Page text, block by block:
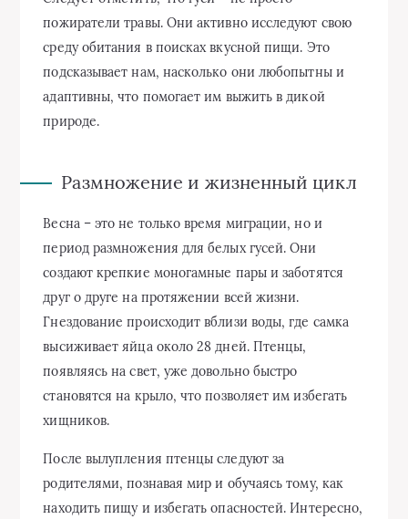
пожиратели травы. Они активно исследуют свою
среду обитания в поисках вкусной пищи. Это
подсказывает нам, насколько они любопытны и
адаптивны, что помогает им выжить в дикой
природе.
Размножение и жизненный цикл
Весна – это не только время миграции, но и
период размножения для белых гусей. Они
создают крепкие моногамные пары и заботятся
друг о друге на протяжении всей жизни.
Гнездование происходит вблизи воды, где самка
высиживает яйца около 28 дней. Птенцы,
появляясь на свет, уже довольно быстро
становятся на крыло, что позволяет им избегать
хищников.
После вылупления птенцы следуют за
родителями, познавая мир и обучаясь тому, как
находить пищу и избегать опасностей. Интересно,